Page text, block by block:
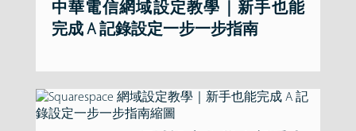
中華電信網域設定教學｜新手也能
完成 A 記錄設定一步一步指南